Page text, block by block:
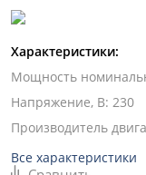
Характеристики:
Мощность
Напряжение, В: 230
Производитель
Все характеристики